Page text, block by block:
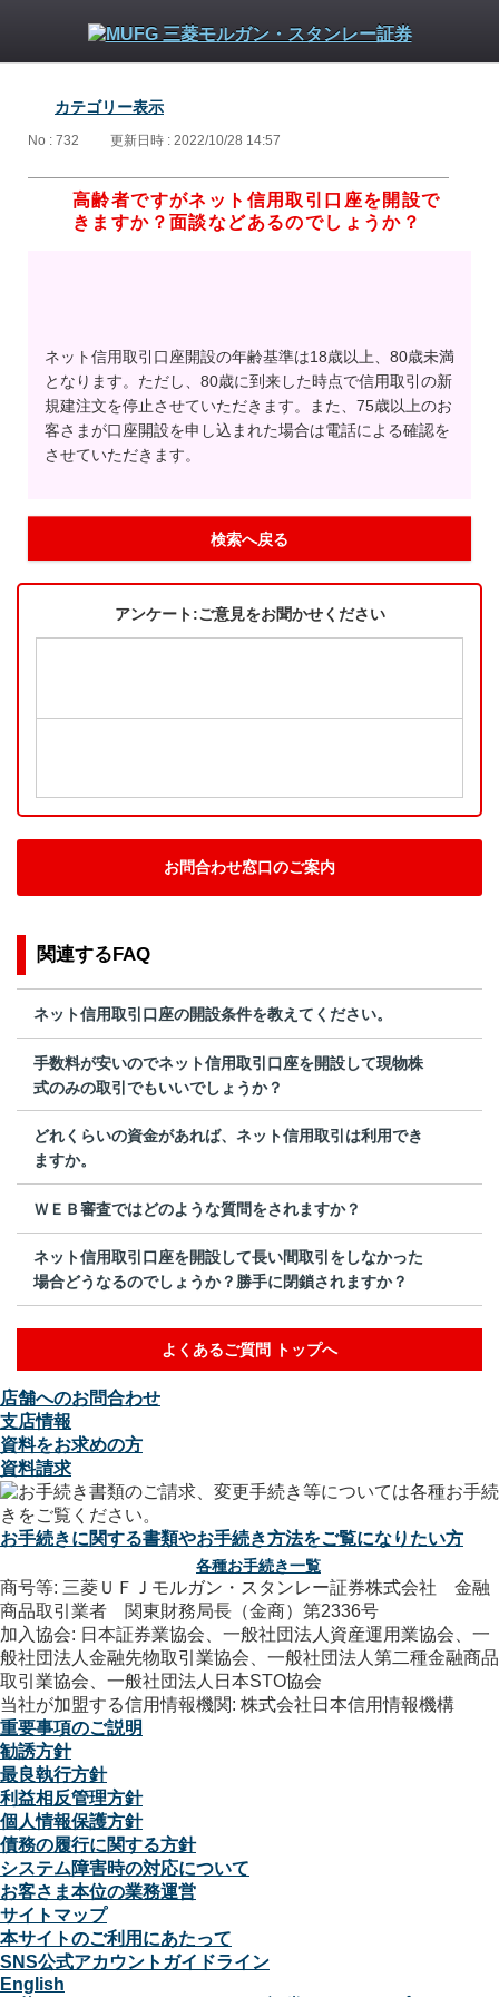
カテゴリー表示
No : 732 更新日時 : 2022/10/28 14:57
高齢者ですがネット信用取引口座を開設で
きますか？面談などあるのでしょうか？
ネット信用取引口座開設の年齢基準は18歳以上、80歳未満
となります。ただし、80歳に到来した時点で信用取引の新
規建注文を停止させていただきます。また、75歳以上のお
客さまが口座開設を申し込まれた場合は電話による確認を
させていただきます。
検索へ戻る
アンケート:ご意見をお聞かせください
お問合わせ窓口のご案内
関連するFAQ
ネット信用取引口座の開設条件を教えてください。
手数料が安いのでネット信用取引口座を開設して現物株
式のみの取引でもいいでしょうか？
どれくらいの資金があれば、ネット信用取引は利用でき
ますか。
ＷＥＢ審査ではどのような質問をされますか？
ネット信用取引口座を開設して長い間取引をしなかった
場合どうなるのでしょうか？勝手に閉鎖されますか？
よくあるご質問 トップへ
店舗へのお問合わせ
支店情報
資料をお求めの方
資料請求
お手続きに関する書類やお手続き方法をご覧になりたい方
各種お手続き一覧
商号等: 三菱ＵＦＪモルガン・スタンレー証券株式会社 金融
商品取引業者 関東財務局長（金商）第2336号
加入協会: 日本証券業協会、一般社団法人資産運用業協会、一
般社団法人金融先物取引業協会、一般社団法人第二種金融商品
取引業協会、一般社団法人日本STO協会
当社が加盟する信用情報機関: 株式会社日本信用情報機構
重要事項のご説明
勧誘方針
最良執行方針
利益相反管理方針
個人情報保護方針
債務の履行に関する方針
システム障害時の対応について
お客さま本位の業務運営
サイトマップ
本サイトのご利用にあたって
SNS公式アカウントガイドライン
English